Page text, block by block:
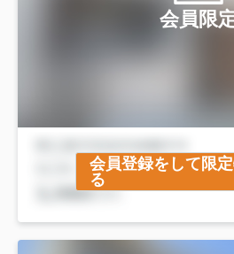
会員限
会員登録をして限
る